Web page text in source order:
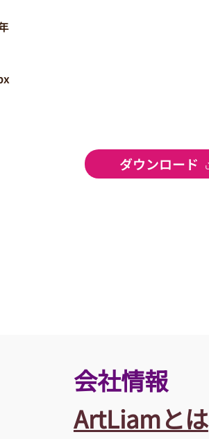
ダウンロード
​会社情報
ArtLiamとは